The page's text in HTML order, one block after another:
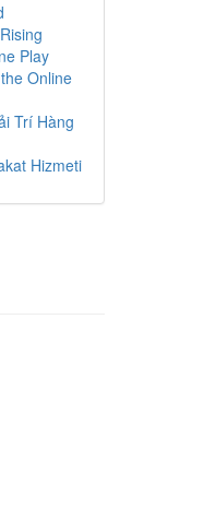
Play
Online
Trí Hàng
Hizmeti